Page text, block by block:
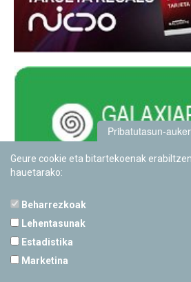
Pribatutasun-
Geure cookie eta bitartekoenak
hauetarako:
Beharrezkoak
Lehentasunak
Estadistika
Marketina